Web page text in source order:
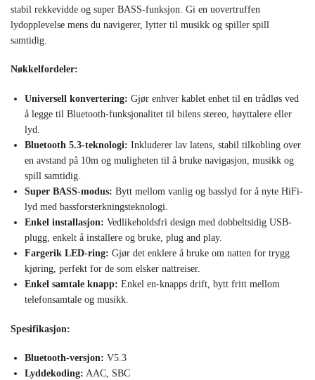
stabil rekkevidde og super BASS-funksjon. Gi en uovertruffen
lydopplevelse mens du navigerer, lytter til musikk og spiller spill
samtidig.
Nøkkelfordeler:
Universell konvertering: Gjør enhver kablet enhet til en trådløs ved
å legge til Bluetooth-funksjonalitet til bilens stereo, høyttalere eller
lyd.
Bluetooth 5.3-teknologi: Inkluderer lav latens, stabil tilkobling over
en avstand på 10m og muligheten til å bruke navigasjon, musikk og
spill samtidig.
Super BASS-modus: Bytt mellom vanlig og basslyd for å nyte HiFi-
lyd med bassforsterkningsteknologi.
Enkel installasjon: Vedlikeholdsfri design med dobbeltsidig USB-
plugg, enkelt å installere og bruke, plug and play.
Fargerik LED-ring: Gjør det enklere å bruke om natten for trygg
kjøring, perfekt for de som elsker nattreiser.
Enkel samtale knapp: Enkel en-knapps drift, bytt fritt mellom
telefonsamtale og musikk.
Spesifikasjon:
Bluetooth-versjon: V5.3
Lyddekoding: AAC, SBC